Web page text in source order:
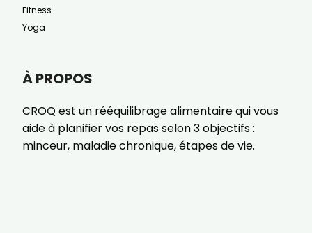
À PROPOS
CROQ est un rééquilibrage alimentaire qui vous
aide à planifier vos repas selon 3 objectifs :
minceur, maladie chronique, étapes de vie.
Fitness
Yoga